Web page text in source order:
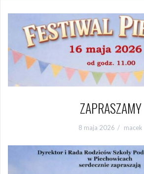
ZAPRASZAMY
8 maja 2026 macek